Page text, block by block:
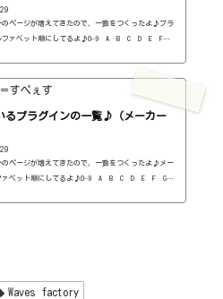
のページが増えてきたので、一覧をつくったよ♪プラ
ファベット順にしてるよ♪0-9 A B C D E F G
CLASSIC（2B Played Music・ディレイ・有料）2B RE
Played Music・リバーブ・有料）2B Shaped Filter（2
フィルタープラグイン・有料）3-Band EQ（Kilohe
VERY OWN DRUMS（NATIVE INSTRUMENTS・ドラ
すぺぇす
るプラグインの一覧♪（メーカー
のページが増えてきたので、一覧をつくったよ♪メー
ファベット順にしてるよ♪0-9 A B C D E F G
Waves factory